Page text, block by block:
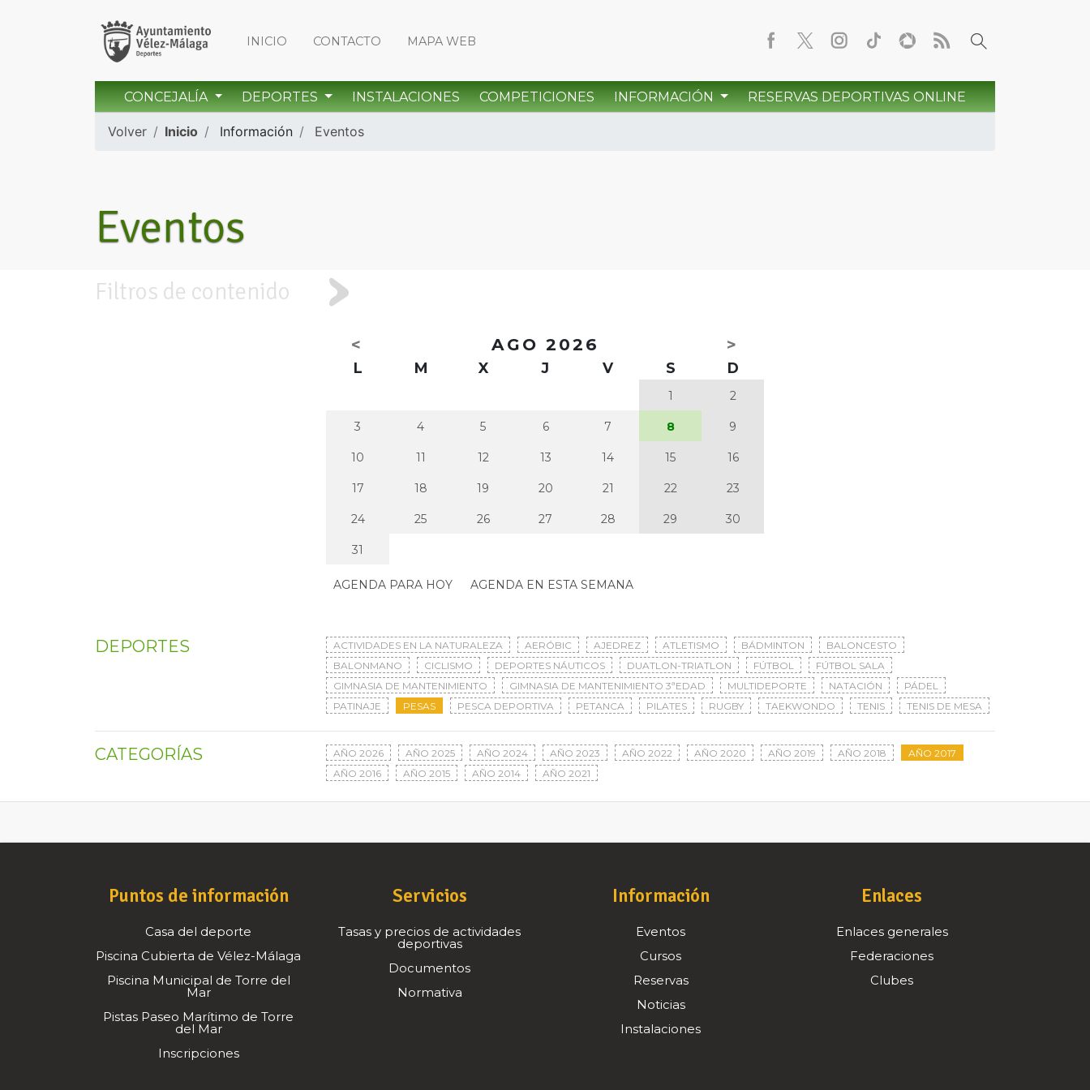
INICIO CONTACTO MAPA WEB
CONCEJALÍA DEPORTES INSTALACIONES COMPETICIONES INFORMACIÓN RESERVAS DEPORTIVAS ONLINE
Volver Inicio Información Eventos
Eventos
Filtros de contenido
< AGO 2026 >
L M X J V S D
1 2
3 4 5 6 7 8 9
10 11 12 13 14 15 16
17 18 19 20 21 22 23
24 25 26 27 28 29 30
31
AGENDA PARA HOY AGENDA EN ESTA SEMANA
DEPORTES ACTIVIDADES EN LA NATURALEZA AERÓBIC AJEDREZ ATLETISMO BÁDMINTON
BALONCESTO
BALONMANO
CICLISMO DEPORTES NÁUTICOS DUATLON-TRIATLON FÚTBOL
FÚTBOL SALA
GIMNASIA DE MANTENIMIENTO
GIMNASIA DE MANTENIMIENTO 3ªEDAD MULTIDEPORTE NATACIÓN
PÁDEL
PATINAJE
PESAS PESCA DEPORTIVA PETANCA PILATES RUGBY TAEKWONDO TENIS TENIS DE MESA
CATEGORÍAS AÑO 2026 AÑO 2025 AÑO 2024 AÑO 2023 AÑO 2022 AÑO 2020 AÑO 2019 AÑO 2018
AÑO 2017
AÑO 2016
AÑO 2015 AÑO 2014 AÑO 2021
Puntos de información
Casa del deporte
Piscina Cubierta de Vélez-Málaga
Piscina Municipal de Torre del
Mar
Pistas Paseo Marítimo de Torre
del Mar
Inscripciones
Servicios
Tasas y precios de actividades
deportivas
Documentos
Normativa
Información
Eventos
Cursos
Reservas
Noticias
Instalaciones
Enlaces
Enlaces generales
Federaciones
Clubes